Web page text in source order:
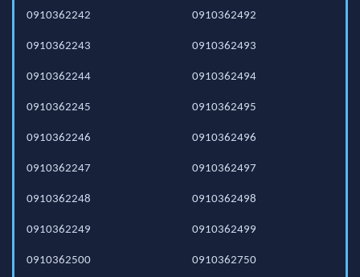
0910362242
0910362243
0910362244
0910362245
0910362246
0910362247
0910362248
0910362249
0910362492
0910362493
0910362494
0910362495
0910362496
0910362497
0910362498
0910362499
0910362500 0910362750